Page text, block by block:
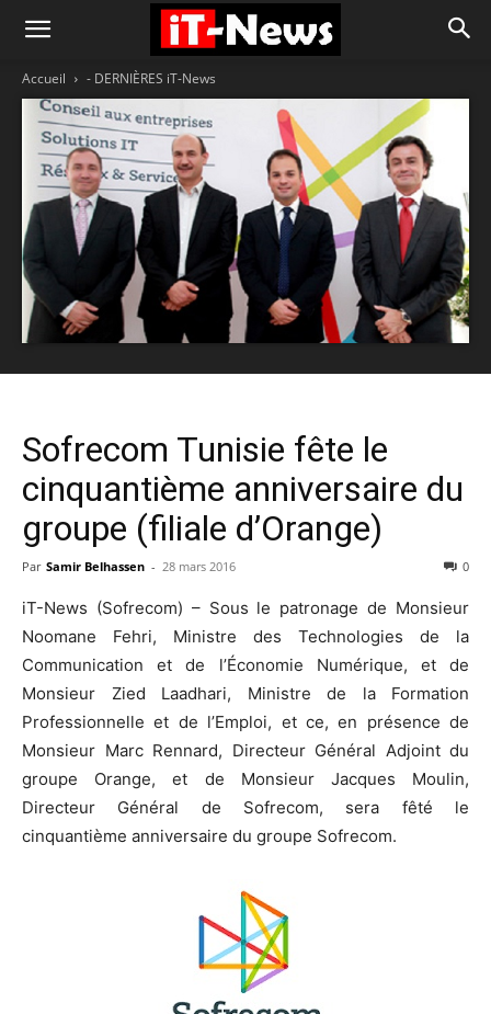
Accueil - DERNIÈRES iT-News
Sofrecom Tunisie fête le
cinquantième anniversaire du
groupe (filiale d’Orange)
Par Samir Belhassen - 28 mars 2016 0
iT-News (Sofrecom) – Sous le patronage de Monsieur
Noomane Fehri, Ministre des Technologies de la
Communication et de l’Économie Numérique, et de
Monsieur Zied Laadhari, Ministre de la Formation
Professionnelle et de l’Emploi, et ce, en présence de
Monsieur Marc Rennard, Directeur Général Adjoint du
groupe Orange, et de Monsieur Jacques Moulin,
Directeur Général de Sofrecom, sera fêté le
cinquantième anniversaire du groupe Sofrecom.